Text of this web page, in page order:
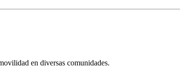
en diversas comunidades.